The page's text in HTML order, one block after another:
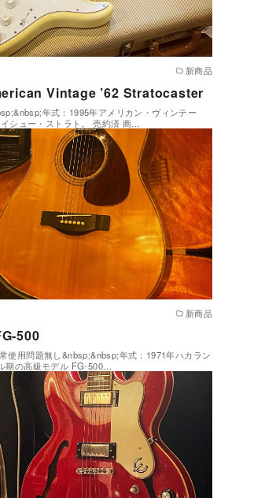
新商品
Vintage ’62 Stratocaster
年式：1995年アメリカン・ヴィンテー
シュー・ストラト。 売約済 商…
新商品
500
使用問題無し&nbsp;&nbsp;年式：1971年ハカラン
期の高級モデル FG-500…